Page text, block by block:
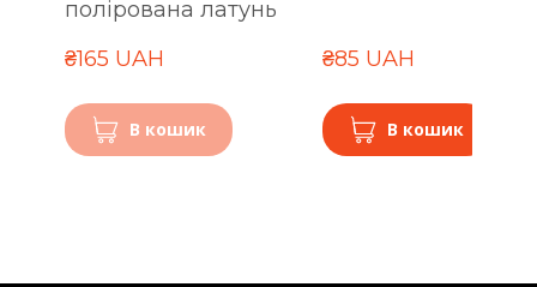
полірована латунь
₴165 UAH
В кошик
₴85 UAH
В кошик